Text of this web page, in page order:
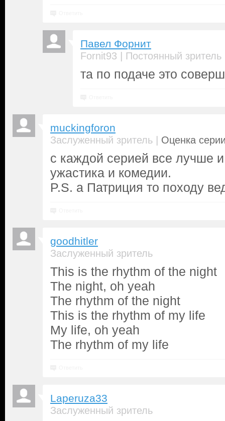
Павел Форнит
Fornit93 | Постоянный зритель
та по подаче это
muckingforon
Заслуженный зритель | Оценка
с каждой серией все лучше
ужастика и комедии.
P.S. а Патриция то походу
goodhitler
Заслуженный зритель
This is the rhythm of the night
The night, oh yeah
The rhythm of the night
This is the rhythm of my life
My life, oh yeah
The rhythm of my life
Laperuza33
Заслуженный зритель